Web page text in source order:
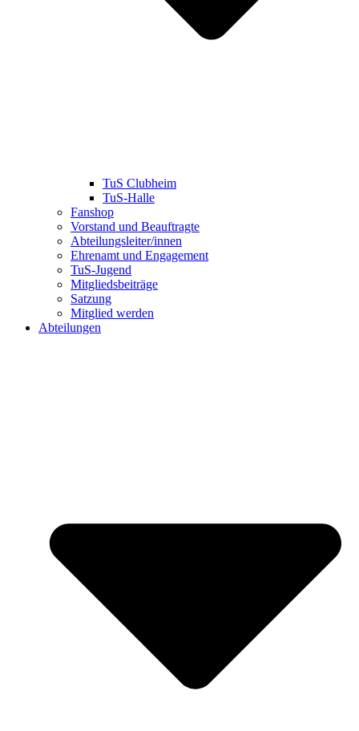
TuS Clubheim
TuS-Halle
Fanshop
Vorstand und Beauftragte
Abteilungsleiter/innen
Ehrenamt und Engagement
TuS-Jugend
Mitgliedsbeiträge
Satzung
Mitglied werden
Abteilungen